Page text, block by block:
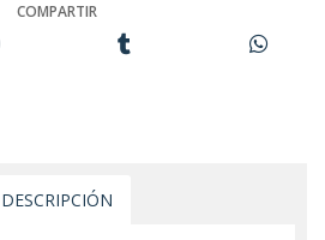
COMPARTIR
DESCRIPCIÓN